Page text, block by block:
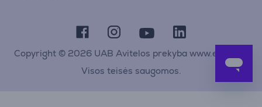
Copyright © 2026 UAB Avitelos prekyba www.elesen.lt
Visos teisės saugomos.